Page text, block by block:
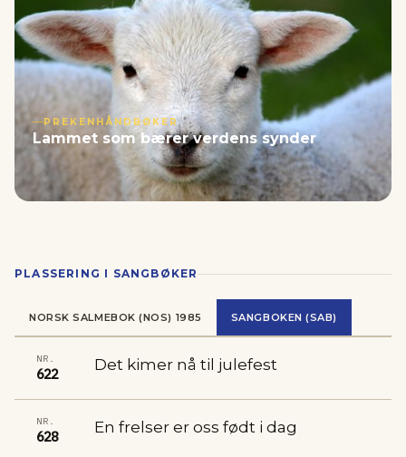
PREKENHÅNDBØKER
Lammet som bærer verdens synder
PLASSERING I SANGBØKER
NORSK SALMEBOK (NOS) 1985 SANGBOKEN (SAB)
NR.
622
Det kimer nå til julefest
NR.
628
En frelser er oss født i dag